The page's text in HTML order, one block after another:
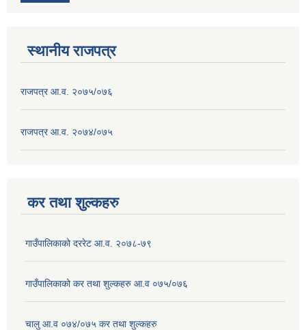
स्थानीय राजपत्र
राजपत्र आ.व. २०७५/०७६
राजपत्र आ.व. २०७४/०७५
कर तथा शुल्कहरु
गाउँपालिकाको दररेट आ.व. २०७८-७९
गाउँपालिकाको कर तथा शुल्कहरु आ.व ०७५/०७६
चालु आ.व ०७४/०७५ कर तथा शुल्कहरु